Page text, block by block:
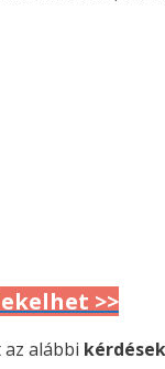
>>
alábbi kérdések